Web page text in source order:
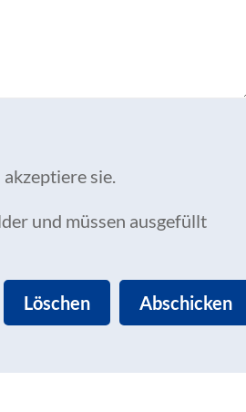
sie.
und müssen ausgefüllt
Löschen Abschicken